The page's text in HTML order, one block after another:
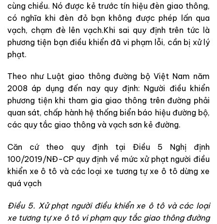
cùng chiều. Nó được kẻ trước tín hiệu đèn giao thông,
có nghĩa khi đèn đỏ bạn không được phép lấn qua
vạch, chạm đè lên vạch.Khi sai quy định trên tức là
phương tiện bạn điều khiển đã vi phạm lỗi, cần bị xử lý
phạt.
Theo như Luật giao thông đường bộ Việt Nam năm
2008 áp dụng đến nay quy định: Người điều khiển
phương tiện khi tham gia giao thông trên đường phải
quan sát, chấp hành hệ thống biển báo hiệu đường bộ,
các quy tắc giao thông và vạch sơn kẻ đường.
Căn cứ theo quy định tại Điều 5 Nghị định
100/2019/NĐ-CP quy định về mức xử phạt người điều
khiển xe ô tô và các loại xe tương tự xe ô tô dừng xe
quá vạch
Điều 5. Xử phạt người điều khiển xe ô tô và các loại
xe tương tự xe ô tô vi phạm quy tắc giao thông đường